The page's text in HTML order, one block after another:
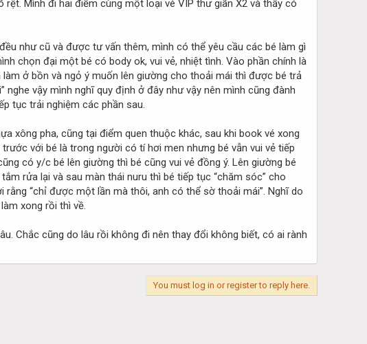
Mình đi hai điểm cùng một loại vé VIP thư giãn X2 và thấy có
như cũ và được tư vấn thêm, mình có thể yêu cầu các bé làm gì
chọn đại một bé có body ok, vui vẻ, nhiệt tình. Vào phần chính là
ở bồn và ngỏ ý muốn lên giường cho thoải mái thì được bé trả
vậy mình nghĩ quy định ở đây như vậy nên mình cũng đành
tục trải nghiệm các phần sau.
xông pha, cũng tại điểm quen thuộc khác, sau khi book vé xong
với bé là trong người có tí hơi men nhưng bé vẫn vui vẻ tiếp
có y/c bé lên giường thì bé cũng vui vẻ đồng ý. Lên giường bé
rửa lại và sau màn thái nuru thì bé tiếp tục “chăm sóc” cho
“chỉ được một lần mà thôi, anh có thể sờ thoải mái”. Nghĩ do
xong rồi thì về.
Chắc cũng do lâu rồi không đi nên thay đổi không biết, có ai rành
You must log in or register to reply here.